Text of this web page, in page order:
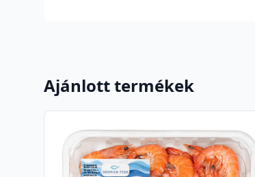
Ajánlott termékek